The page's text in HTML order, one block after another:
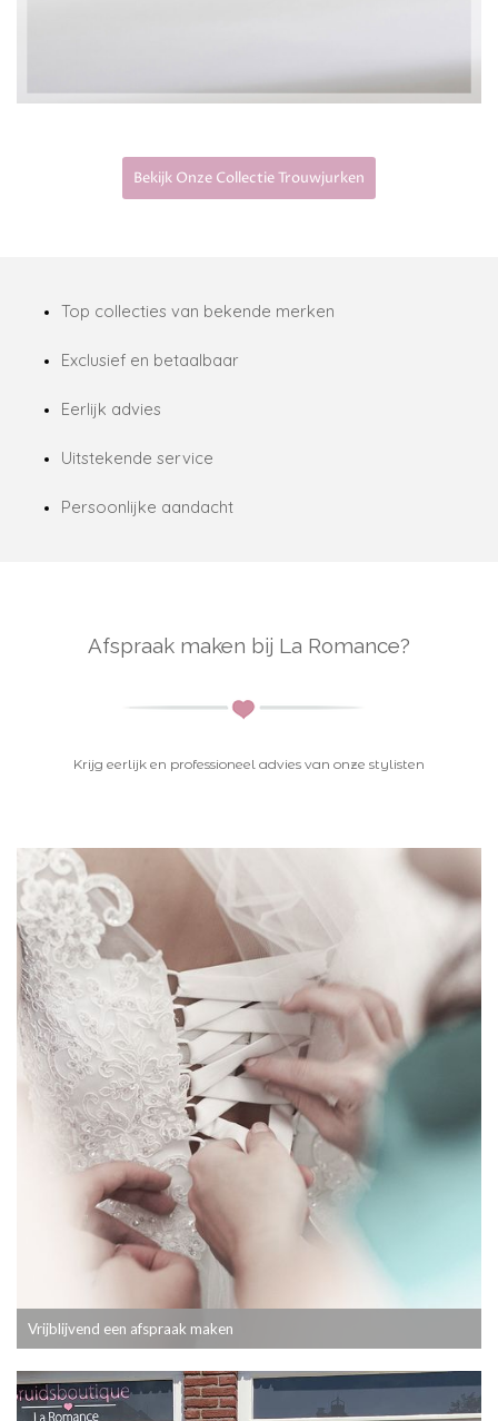
Bekijk Onze Collectie Trouwjurken
Top collecties van bekende merken
Exclusief en betaalbaar
Eerlijk advies
Uitstekende service
Persoonlijke aandacht
Afspraak maken bij La Romance?
Krijg eerlijk en professioneel advies van onze stylisten
Vrijblijvend een afspraak maken